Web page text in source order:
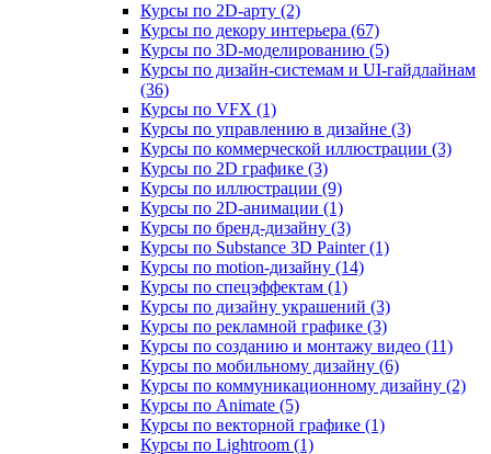
Курсы по 2D‑арту (2)
Курсы по декору интерьера (67)
Курсы по 3D‑моделированию (5)
Курсы по дизайн-системам и UI-гайдлайнам
(36)
Курсы по VFX (1)
Курсы по управлению в дизайне (3)
Курсы по коммерческой иллюстрации (3)
Курсы по 2D графике (3)
Курсы по иллюстрации (9)
Курсы по 2D‑анимации (1)
Курсы по бренд‑дизайну (3)
Курсы по Substance 3D Painter (1)
Курсы по motion-дизайну (14)
Курсы по спецэффектам (1)
Курсы по дизайну украшений (3)
Курсы по рекламной графике (3)
Курсы по созданию и монтажу видео (11)
Курсы по мобильному дизайну (6)
Курсы по коммуникационному дизайну (2)
Курсы по Animate (5)
Курсы по векторной графике (1)
Курсы по Lightroom (1)